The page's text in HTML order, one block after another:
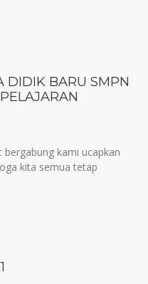
DIDIK BARU SMPN
kami ucapkan
kita semua tetap